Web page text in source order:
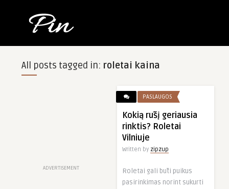
All posts tagged in: roletai kaina
ADVERTISEMENT
PASLAUGOS
Kokią rūšį geriausia
rinktis? Roletai
Vilniuje
Written by zipzup
Roletai gali būti puikus
pasirinkimas norint sukurti